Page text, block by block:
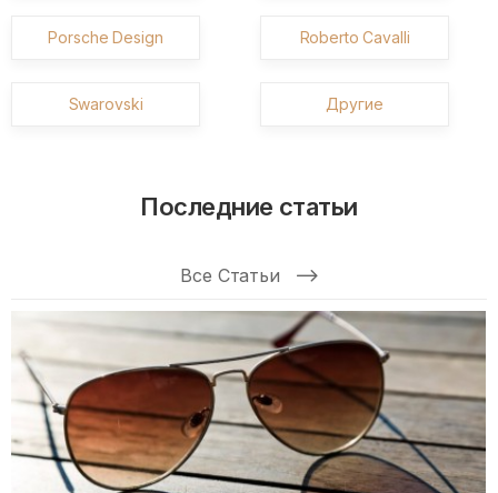
Porsche Design Roberto Cavalli
Swarovski Другие
Последние статьи
Все Статьи